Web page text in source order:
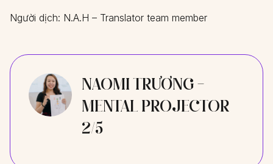
Người dịch: N.A.H – Translator team member
NAOMI TRƯƠNG -
MENTAL PROJECTOR
2/5